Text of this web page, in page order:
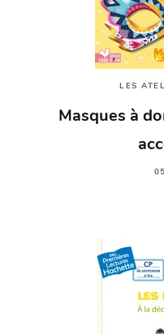
LES
Masques à